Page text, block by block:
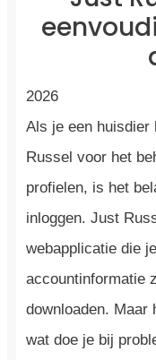
2026
Als je een huisdier
Russel voor het
profielen, is het
inloggen. Just
webapplicatie die
accountinformatie
downloaden. Maar
wat doe je bij